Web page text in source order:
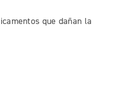
que dañan la